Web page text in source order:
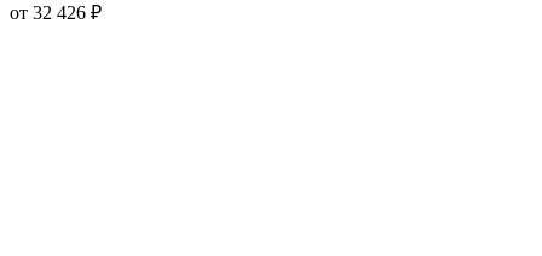
от 32 426 ₽